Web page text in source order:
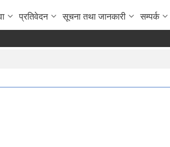
प्रतिवेदन सूचना तथा जानकारी सम्पर्क